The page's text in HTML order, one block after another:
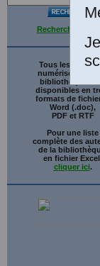
Recherche
Tous les
numérisés de
bibliothèque
disponibles en
formats de
Word (.doc),
PDF et RTF
Pour une liste
complète des
de la
en fichier
cliquer ici.